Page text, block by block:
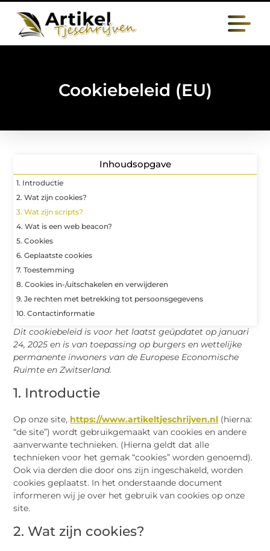
Cookiebeleid (EU)
Dit cookiebeleid is voor het laatst geüpdatet op januari
24, 2025 en is van toepassing op burgers en wettelijke
permanente inwoners van de Europese Economische
Ruimte en Zwitserland.
1. Introductie
Op onze site, https://www.artikeltjeschrijven.nl (hierna:
“de site”) wordt gebruikgemaakt van cookies en andere
aanverwante technieken. (Hierna geldt dat alle
technieken voor het gemak “cookies” worden genoemd).
Ook via derden die door ons zijn ingeschakeld, worden
cookies geplaatst. In het onderstaande document
informeren wij je over het gebruik van cookies op onze
site.
2. Wat zijn cookies?
Inhoudsopgave
1. Introductie
2. Wat zijn cookies?
3. Wat zijn scripts?
4. Wat is een web beacon?
5. Cookies
6. Geplaatste cookies
7. Toestemming
8. Cookies in-/uitschakelen en verwijderen
9. Je rechten met betrekking tot persoonsgegevens
10. Contactinformatie